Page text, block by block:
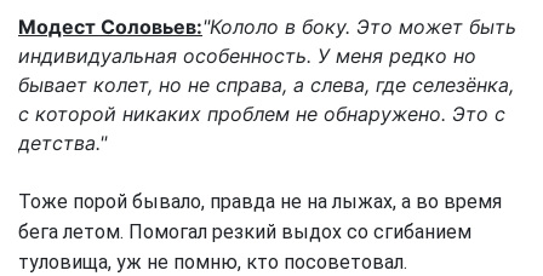
Модест Соловьев:"Кололо в боку. Это может быть
индивидуальная особенность. У меня редко но
бывает колет, но не справа, а слева, где селезёнка,
с которой никаких проблем не обнаружено. Это с
детства."
Тоже порой бывало, правда не на лыжах, а во время
бега летом. Помогал резкий выдох со сгибанием
туловища, уж не помню, кто посоветовал.